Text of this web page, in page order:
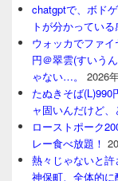
chatgptで、ボド
トが分かっている
ウォッカでファ
円＠翠雲(すいう
ゃない…。
2026
たぬきそば(L)990
ャ固いんだけど
ローストポーク
レー食べ放題！
熱々じゃないと
神保町、全体的に